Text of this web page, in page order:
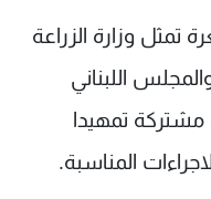
وزارة الزراعة
اللبناني
مشتركة تمهيدا
المناسبة.